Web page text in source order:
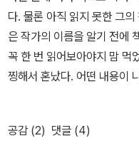
나올까? 이것은 작가의 특
된다. 특별한 체험에 보편성
호소력으로 다가서기 때문
분히 공감하는 이야기다. 그
속 화자들의 이야기에 어린
할배의 환이 형아나, 태진아
년 손자 손녀는 관찰자 입장
다. 물론 아직 읽지 못한 그
은 작가의 이름을 알기 전에
꼭 한 번 읽어보아야지 맘 먹
찡해서 혼났다. 어떤 내용이
들어 서로 의지하고 살아야
기, 치매 노인, 먼 곳으로 떠
공감 (2) 댓글 (4)